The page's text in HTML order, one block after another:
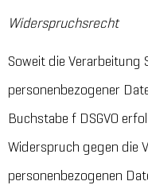
Widerspruchsrecht
Soweit die Verarbeitung
personenbezogener
Buchstabe f DSGVO
Widerspruch gegen die
personenbezogenen